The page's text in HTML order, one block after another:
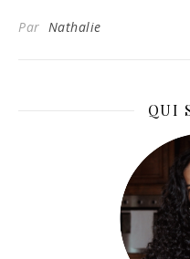
Par Nathalie
QUI